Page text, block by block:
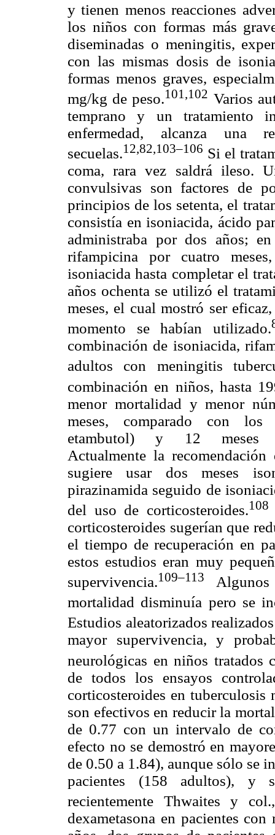
y tienen menos reacciones
los niños con formas más
diseminadas o meningitis,
con las mismas dosis de
formas menos graves,
mg/kg de peso.101 ,102 Varios
temprano y un tratamiento
enfermedad, alcanza
secuelas.12,82,103–106 Si el
coma, rara vez saldrá ileso.
convulsivas son factores de
principios de los setenta, el
consistía en isoniacida, ácido
administraba por dos años;
rifampicina por cuatro
isoniacida hasta completar el
años ochenta se utilizó el
meses, el cual mostró ser
momento se habían utilizado.
combinación de isoniacida,
adultos con meningitis
combinación en niños, hasta
menor mortalidad y menor
meses, comparado con los
etambutol) y 12 meses
Actualmente la
sugiere usar dos meses
pirazinamida seguido de
del uso de corticosteroides.108
corticosteroides sugerían que
el tiempo de recuperación en
estos estudios eran muy
supervivencia.109–113
mortalidad disminuía pero se
Estudios aleatorizados
mayor supervivencia, y
neurológicas en niños tratados
de todos los ensayos
corticosteroides en tuberculosis
son efectivos en reducir la
de 0.77 con un intervalo de
efecto no se demostró en
de 0.50 a 1.84), aunque sólo se
pacientes (158 adultos), y
recientemente Thwaites y col.,
dexametasona en pacientes